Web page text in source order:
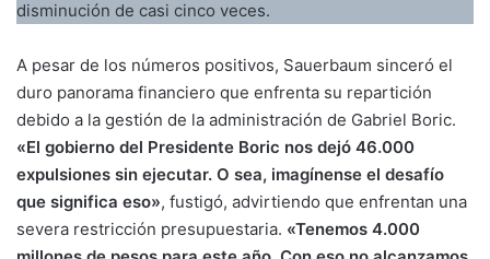
disminución de casi cinco veces.
A pesar de los números positivos, Sauerbaum sinceró el
duro panorama financiero que enfrenta su repartición
debido a la gestión de la administración de Gabriel Boric.
«El gobierno del Presidente Boric nos dejó 46.000
expulsiones sin ejecutar. O sea, imagínense el desafío
que significa eso», fustigó, advirtiendo que enfrentan una
severa restricción presupuestaria. «Tenemos 4.000